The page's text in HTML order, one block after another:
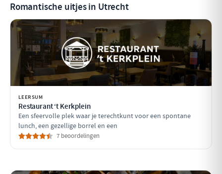
Romantische uitjes in Utrecht
LEERSUM
Restaurant ‘t Kerkplein
Een sfeervolle plek waar je terechtkunt voor een spontane
lunch, een gezellige borrel en een
7 beoordelingen